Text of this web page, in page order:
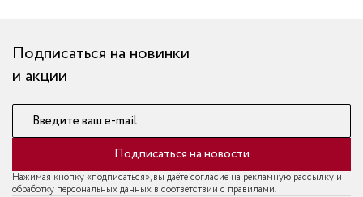
Подписаться на новинки
и акции
Введите ваш e-mail
Подписаться на новости
Нажимая кнопку «подписаться», вы даёте согласие на рекламную рассылку и
обработку персональных данных в соответствии с правилами.